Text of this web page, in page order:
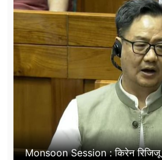
Monsoon Session : किरेन रिजिजू